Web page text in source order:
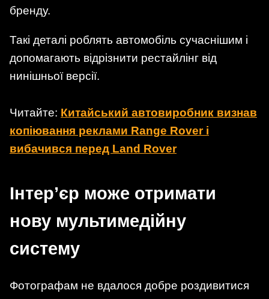
бренду.
Такі деталі роблять автомобіль сучаснішим і
допомагають відрізнити рестайлінг від
нинішньої версії.
Читайте: Китайський автовиробник визнав
копіювання реклами Range Rover і
вибачився перед Land Rover
Інтер’єр може отримати
нову мультимедійну
систему
Фотографам не вдалося добре роздивитися